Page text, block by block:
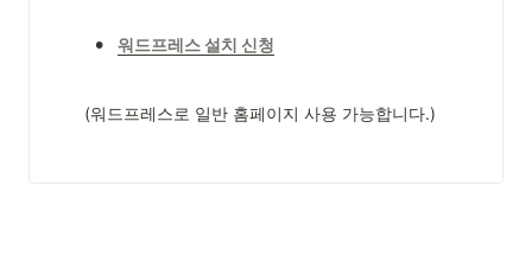
• 워드프레스 설치 신청
(워드프레스로 일반 홈페이지 사용 가능합니다.)